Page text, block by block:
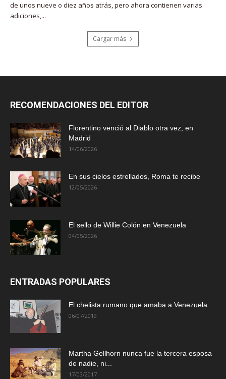
de unos nueve o diez años atrás, pero ahora contienen varias
adiciones,...
Cargar más
RECOMENDACIONES DEL EDITOR
Florentino venció al Diablo otra vez, en
Madrid
14/06/2026
En sus cielos estrellados, Roma te recibe
12/05/2026
El sello de Willie Colón en Venezuela
04/05/2026
ENTRADAS POPULARES
El chelista rumano que amaba a Venezuela
06/07/2019
Martha Gellhorn nunca fue la tercera esposa
de nadie, ni...
17/03/2017